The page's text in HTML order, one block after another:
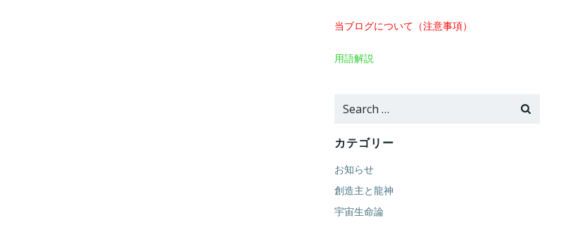
当ブログについて（注意事項）
用語解説
Search
カテゴリー
お知らせ
創造主と龍神
宇宙生命論